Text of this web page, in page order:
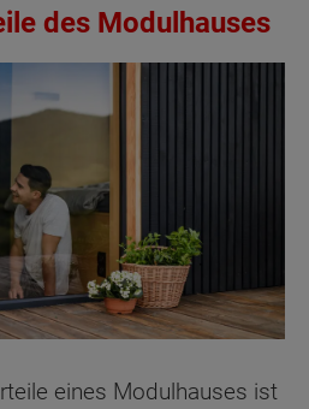
des Modulhauses
eines Modulhauses ist